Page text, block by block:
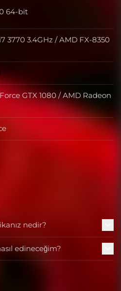
64-bit
3770 3.4GHz / AMD FX-8350
GTX 1080 / AMD Radeon
nedir?
edineceğim?